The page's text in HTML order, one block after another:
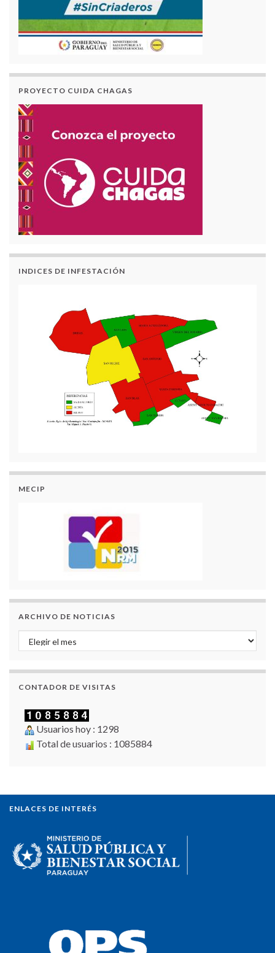
PROYECTO CUIDA CHAGAS
INDICES DE INFESTACIÓN
MECIP
ARCHIVO DE NOTICIAS
Archivo de Noticias
CONTADOR DE VISITAS
Usuarios hoy : 1298
Total de usuarios : 1085884
ENLACES DE INTERÉS